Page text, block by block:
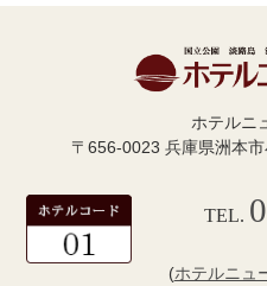
ホテルニ
〒656-0023 兵庫県洲本
TEL.
(ホテルニュ